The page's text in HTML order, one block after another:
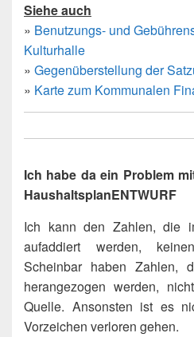
Siehe auch
» Benutzungs- und
Kulturhalle
» Gegenüberstellung der
» Karte zum Kommunalen
Ich habe da ein Problem
HaushaltsplanENTWURF
Ich kann den Zahlen, die
aufaddiert werden,
Scheinbar haben Zahlen,
herangezogen werden,
Quelle. Ansonsten ist es
Vorzeichen verloren gehen.